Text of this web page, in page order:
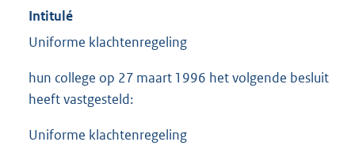
Intitulé
Uniforme klachtenregeling
hun college op 27 maart 1996 het volgende besluit
heeft vastgesteld:
Uniforme klachtenregeling